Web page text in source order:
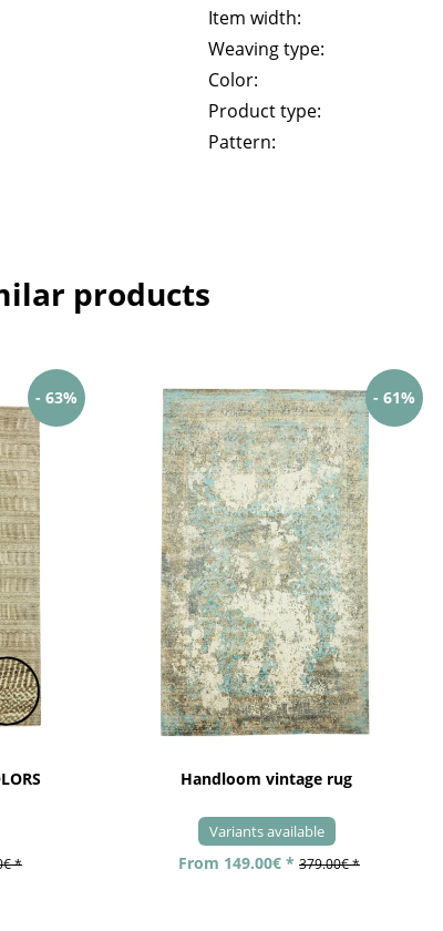
Item width:
Weaving type:
Color:
Product type:
Pattern:
products
- 63%
*
- 61%
Handloom vintage rug
Variants available
From 149.00€ * 379.00€ *